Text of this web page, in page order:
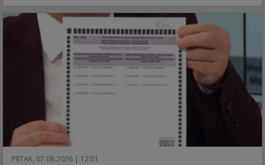
PETAK, 07.08.2026 | 12:51